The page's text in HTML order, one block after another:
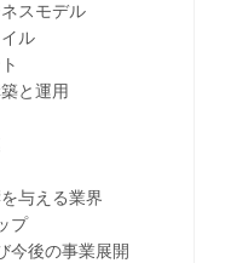
スモデル
ル
と運用
与える業界
プ
後の事業展開